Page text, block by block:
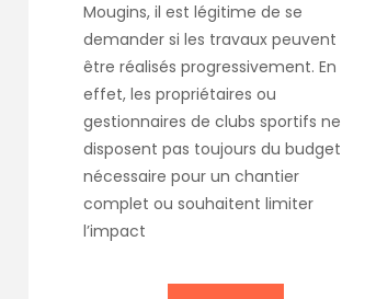
Mougins, il est légitime de se
demander si les travaux peuvent
être réalisés progressivement. En
effet, les propriétaires ou
gestionnaires de clubs sportifs ne
disposent pas toujours du budget
nécessaire pour un chantier
complet ou souhaitent limiter
l’impact